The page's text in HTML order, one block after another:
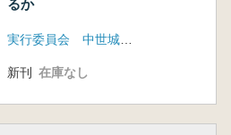
文化財センター)
館)
るか
実行委員会 中世城郭研究会 九州大学建築史研究室
新刊 在庫なし